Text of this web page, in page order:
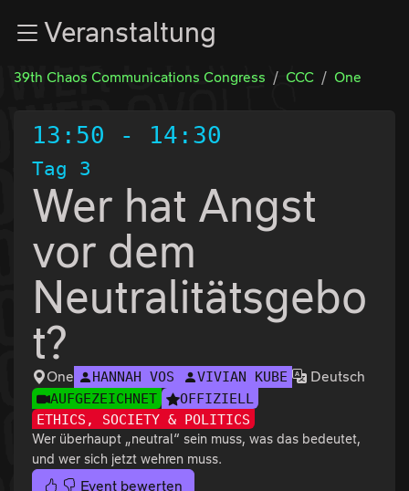
Zum InhaltVeranstaltung
39th Chaos Communications Congress CCC One
13:50 - 14:30
Tag 3
Wer hat Angst
vor dem
Neutralitätsgebo
t?
One HANNAH VOS VIVIAN KUBE Deutsch
AUFGEZEICHNET
OFFIZIELL
ETHICS, SOCIETY & POLITICS
Wer überhaupt „neutral“ sein muss, was das bedeutet,
und wer sich jetzt wehren muss.
Event bewerten